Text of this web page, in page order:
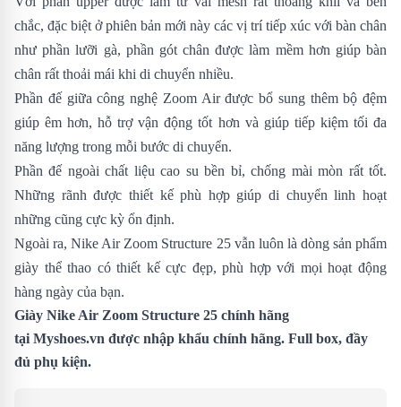
chắc, đặc biệt ở phiên bản mới này các vị trí tiếp xúc với bàn chân
như phần lưỡi gà, phần gót chân được làm mềm hơn giúp bàn
chân rất thoải mái khi di chuyển nhiều.
Phần đế giữa công nghệ Zoom Air được bổ sung thêm bộ đệm
giúp êm hơn, hỗ trợ vận động tốt hơn và giúp tiếp kiệm tối đa
năng lượng trong mỗi bước di chuyển.
Phần đế ngoài chất liệu cao su bền bỉ, chống mài mòn rất tốt.
Những rãnh được thiết kế phù hợp giúp di chuyển linh hoạt
những cũng cực kỳ ổn định.
Ngoài ra, Nike Air Zoom Structure 25 vẫn luôn là dòng sản phẩm
giày thể thao có thiết kế cực đẹp, phù hợp với mọi hoạt động
hàng ngày của bạn.
Giày Nike Air Zoom Structure 25 chính hãng
tại Myshoes.vn được nhập khẩu chính hãng. Full box, đầy
đủ phụ kiện.